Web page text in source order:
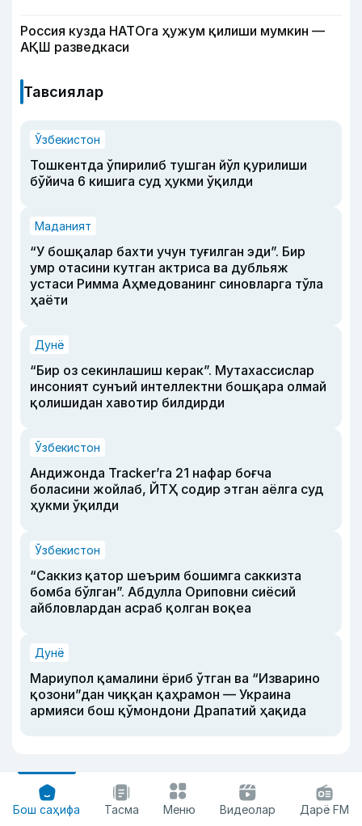
Россия кузда НАТОга ҳужум қилиши мумкин —
АҚШ разведкаси
Тавсиялар
Ўзбекистон
Тошкентда ўпирилиб тушган йўл қурилиши
бўйича 6 кишига суд ҳукми ўқилди
Маданият
“У бошқалар бахти учун туғилган эди”. Бир
умр отасини кутган актриса ва дубльяж
устаси Римма Аҳмедованинг синовларга тўла
ҳаёти
Дунё
“Бир оз секинлашиш керак”. Мутахассислар
инсоният сунъий интеллектни бошқара олмай
қолишидан хавотир билдирди
Ўзбекистон
Андижонда Tracker’га 21 нафар боғча
боласини жойлаб, ЙТҲ содир этган аёлга суд
ҳукми ўқилди
Ўзбекистон
“Саккиз қатор шеърим бошимга саккизта
бомба бўлган”. Абдулла Ориповни сиёсий
айбловлардан асраб қолган воқеа
Дунё
Мариупол қамалини ёриб ўтган ва “Изварино
қозони”дан чиққан қаҳрамон — Украина
армияси бош қўмондони Драпатий ҳақида
Бош саҳифа Тасма Меню Видеолар Дарё FM